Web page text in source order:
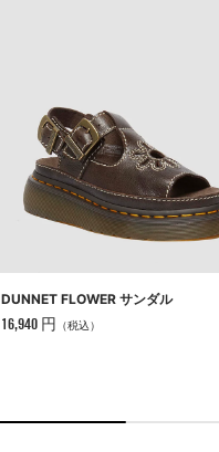
DUNNET FLOWER サンダル
16,940 円 （税込）